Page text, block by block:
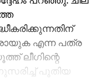
എന്ന പത്ര
ലീഗിന്റെ
പുതിയ